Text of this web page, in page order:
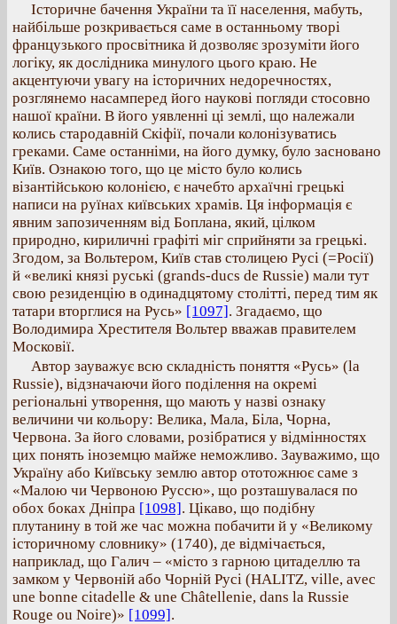
Історичне бачення України та її населення, мабуть,
найбільше розкривається саме в останньому творі
французького просвітника й дозволяє зрозуміти його
логіку, як дослідника минулого цього краю. Не
акцентуючи увагу на історичних недоречностях,
розглянемо насамперед його наукові погляди стосовно
нашої країни. В його уявленні ці землі, що належали
колись стародавній Скіфії, почали колонізуватись
греками. Саме останніми, на його думку, було засновано
Київ. Ознакою того, що це місто було колись
візантійською колонією, є начебто архаїчні грецькі
написи на руїнах київських храмів. Ця інформація є
явним запозиченням від Боплана, який, цілком
природно, кириличні графіті міг сприйняти за грецькі.
Згодом, за Вольтером, Київ став столицею Русі (=Росії)
й «великі князі руські (grands-ducs de Russie) мали тут
свою резиденцію в одинадцятому столітті, перед тим як
татари вторглися на Русь» [1097]. Згадаємо, що
Володимира Хрестителя Вольтер вважав правителем
Московії.
Автор зауважує всю складність поняття «Русь» (la
Russie), відзначаючи його поділення на окремі
регіональні утворення, що мають у назві ознаку
величини чи кольору: Велика, Мала, Біла, Чорна,
Червона. За його словами, розібратися у відмінностях
цих понять іноземцю майже неможливо. Зауважимо, що
Україну або Київську землю автор ототожнює саме з
«Малою чи Червоною Руссю», що розташувалася по
обох боках Дніпра [1098]. Цікаво, що подібну
плутанину в той же час можна побачити й у «Великому
історичному словнику» (1740), де відмічається,
наприклад, що Галич – «місто з гарною цитаделлю та
замком у Червоній або Чорній Русі (HALITZ, ville, avec
une bonne citadelle & une Châtellenie, dans la Russie
Rouge ou Noire)» [1099].